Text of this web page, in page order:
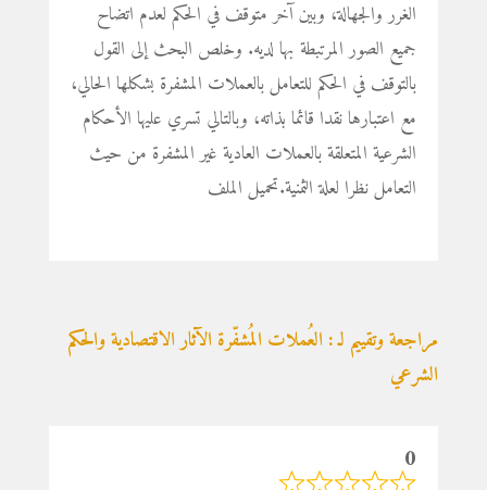
الغرر والجهالة، وبين آخر متوقف في الحكم لعدم اتضاح
جميع الصور المرتبطة بها لديه. وخلص البحث إلى القول
بالتوقف في الحكم للتعامل بالعملات المشفرة بشكلها الحالي،
مع اعتبارها نقدا قائما بذاته، وبالتالي تسري عليها الأحكام
الشرعية المتعلقة بالعملات العادية غير المشفرة من حيث
التعامل نظرا لعلة الثمنية.تحميل الملف
مراجعة وتقييم لـ : العُملات المُشفّرة الآثار الاقتصادية والحكم
الشرعي
0